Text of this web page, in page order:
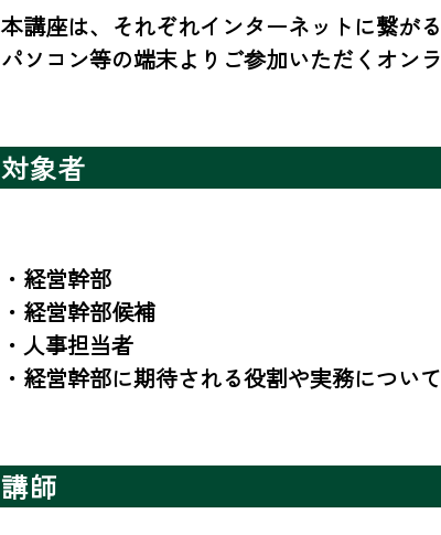
本講座は、それぞれインターネットに繋が
パソコン等の端末よりご参加いただくオン
対象者
・経営幹部
・経営幹部候補
・人事担当者
・経営幹部に期待される役割や実務につい
講師